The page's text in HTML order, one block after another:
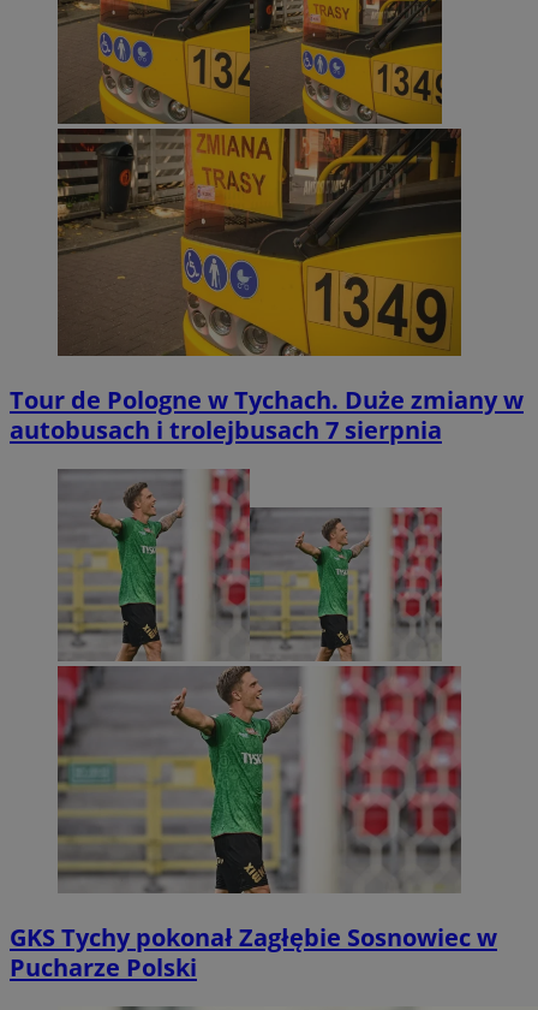
Tour de Pologne w Tychach. Duże zmiany w
autobusach i trolejbusach 7 sierpnia
GKS Tychy pokonał Zagłębie Sosnowiec w
Pucharze Polski